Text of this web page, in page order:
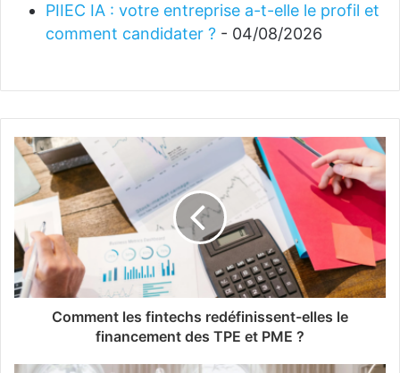
PIIEC IA : votre entreprise a-t-elle le profil et
comment candidater ? - 04/08/2026
Comment les fintechs redéfinissent-elles le
financement des TPE et PME ?